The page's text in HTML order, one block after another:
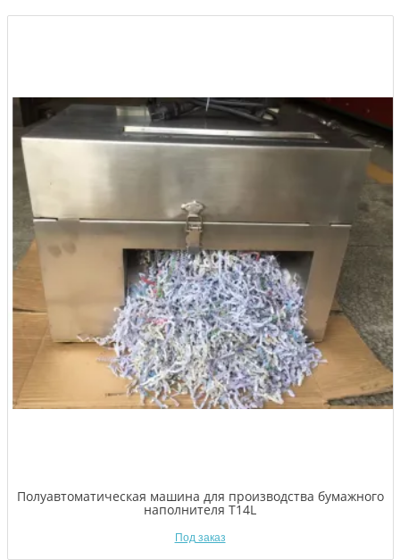
Полуавтоматическая машина для производства бумажного
наполнителя T14L
Под заказ